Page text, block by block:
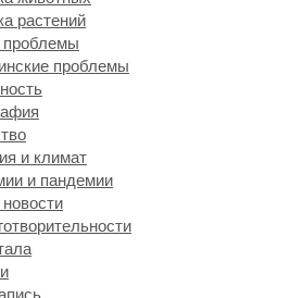
растений
проблемы
и климат
и пандемии